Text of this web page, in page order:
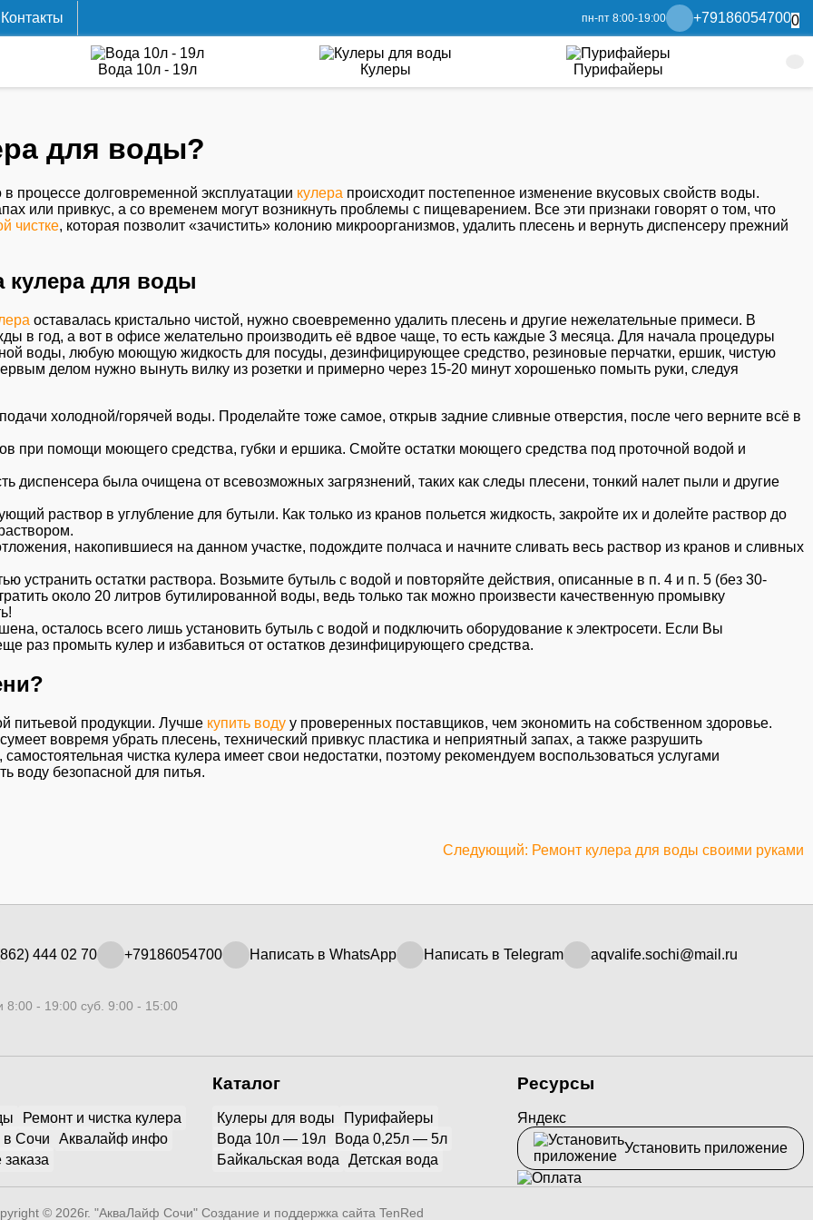
Контакты пн-пт 8:00-19:00 +791860547000
Вода 10л - 19л Кулеры Пурифайеры
для воды?
процессе долговременной эксплуатации кулера происходит постепенное изменение вкусовых свойств воды.
или привкус, а со временем могут возникнуть проблемы с пищеварением. Все эти признаки говорят о том, что
чистке, которая позволит «зачистить» колонию микроорганизмов, удалить плесень и вернуть диспенсеру прежний
кулера для воды
оставалась кристально чистой, нужно своевременно удалить плесень и другие нежелательные примеси. В
в год, а вот в офисе желательно производить её вдвое чаще, то есть каждые 3 месяца. Для начала процедуры
воды, любую моющую жидкость для посуды, дезинфицирующее средство, резиновые перчатки, ершик, чистую
делом нужно вынуть вилку из розетки и примерно через 15-20 минут хорошенько помыть руки, следуя
холодной/горячей воды. Проделайте тоже самое, открыв задние сливные отверстия, после чего верните всё в
при помощи моющего средства, губки и ершика. Смойте остатки моющего средства под проточной водой и
диспенсера была очищена от всевозможных загрязнений, таких как следы плесени, тонкий налет пыли и другие
раствор в углубление для бутыли. Как только из кранов польется жидкость, закройте их и долейте раствор до
накопившиеся на данном участке, подождите полчаса и начните сливать весь раствор из кранов и сливных
устранить остатки раствора. Возьмите бутыль с водой и повторяйте действия, описанные в п. 4 и п. 5 (без 30-
около 20 литров бутилированной воды, ведь только так можно произвести качественную промывку
осталось всего лишь установить бутыль с водой и подключить оборудование к электросети. Если Вы
раз промыть кулер и избавиться от остатков дезинфицирующего средства.
питьевой продукции. Лучше купить воду у проверенных поставщиков, чем экономить на собственном здоровье.
вовремя убрать плесень, технический привкус пластика и неприятный запах, а также разрушить
чистка кулера имеет свои недостатки, поэтому рекомендуем воспользоваться услугами
воду безопасной для питья.
Следующий: Ремонт кулера для воды своими руками
444 02 70 +79186054700 Написать в WhatsApp Написать в Telegram aqvalife.sochi@mail.ru
- 19:00 суб. 9:00 - 15:00
Ремонт и чистка кулера
в Сочи
Аквалайф инфо
Каталог
Кулеры для воды
Пурифайеры
Вода 10л — 19л
Вода 0,25л — 5л
Байкальская вода Детская вода
Ресурсы
Яндекс
Установить приложение
© 2026г. "АкваЛайф Сочи" Создание и поддержка сайта TenRed